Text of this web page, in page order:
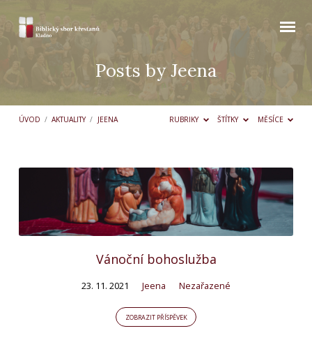
Posts by Jeena
ÚVOD / AKTUALITY / JEENA RUBRIKY ŠTÍTKY MĚSÍCE
Posts
Vánoční bohoslužba
23. 11. 2021 Jeena Nezařazené
ZOBRAZIT PŘÍSPĚVEK